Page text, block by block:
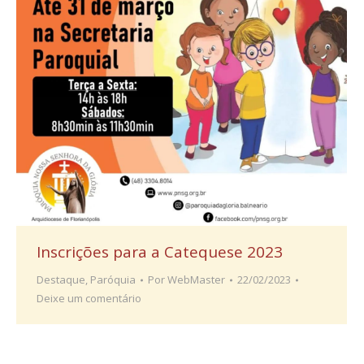
Inscrições para a Catequese 2023
Destaque, Paróquia PorWebMaster
22/02/2023
Deixe um comentário